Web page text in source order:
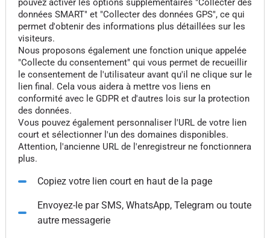
pouvez activer les options supplémentaires "Collecter des
données SMART" et "Collecter des données GPS", ce qui
permet d'obtenir des informations plus détaillées sur les
visiteurs.
Nous proposons également une fonction unique appelée
"Collecte du consentement" qui vous permet de recueillir
le consentement de l'utilisateur avant qu'il ne clique sur le
lien final. Cela vous aidera à mettre vos liens en
conformité avec le GDPR et d'autres lois sur la protection
des données.
Vous pouvez également personnaliser l'URL de votre lien
court et sélectionner l'un des domaines disponibles.
Attention, l'ancienne URL de l'enregistreur ne fonctionnera
plus.
Copiez votre lien court en haut de la page
Envoyez-le par SMS, WhatsApp, Telegram ou toute
autre messagerie